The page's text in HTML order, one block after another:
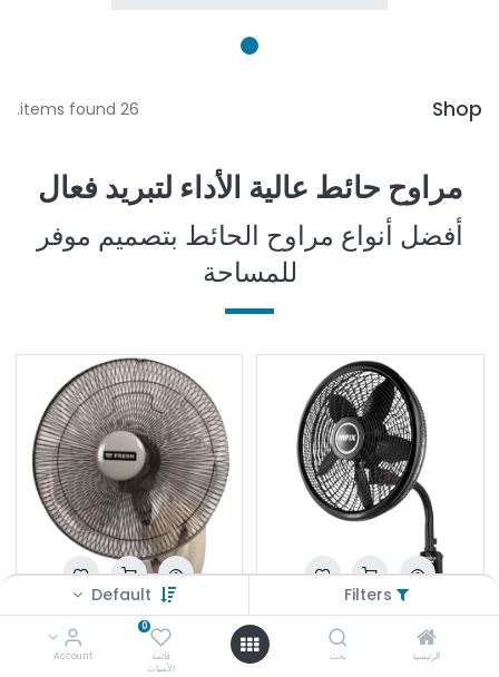
Filters
Default
الرئيسية بحث
0
قائمة
الأمنيات
Account
Shop
26 items found.
مراوح حائط عالية الأداء لتبريد فعال
أفضل أنواع مراوح الحائط بتصميم موفر
للمساحة
مروحه بريفكس حائط 21 جامبو ريموت WFJ-211
2,290.000
مروحه فريش حائط هتاري 18
1,950.000
E£